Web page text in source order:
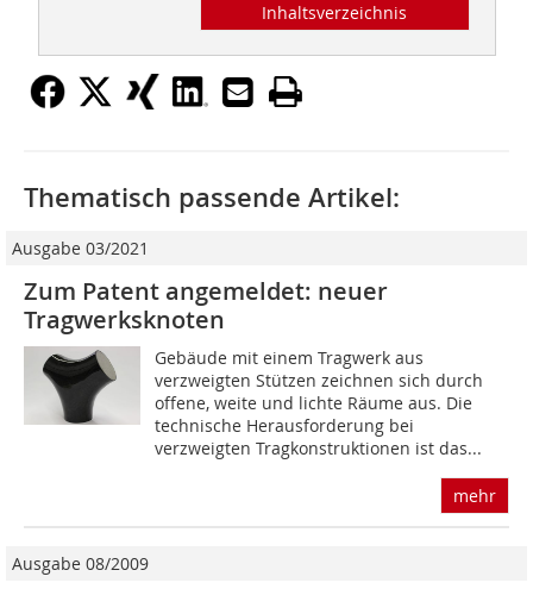
Inhaltsverzeichnis
Thematisch passende Artikel:
Ausgabe 03/2021
Zum Patent angemeldet: neuer
Tragwerksknoten
Gebäude mit einem Tragwerk aus
verzweigten Stützen zeichnen sich durch
offene, weite und lichte Räume aus. Die
technische Herausforderung bei
verzweigten Tragkonstruktionen ist das...
mehr
Ausgabe 08/2009